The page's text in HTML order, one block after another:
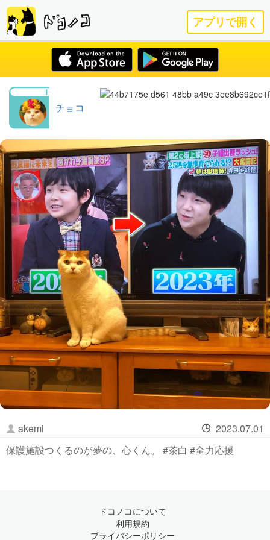
アプリで開く
チョコ
akemi
2023.07.01
保護施設つくるのが夢の、心くん。 #茶白 #全力応援
ドコノコについて
利用規約
プライバシーポリシー